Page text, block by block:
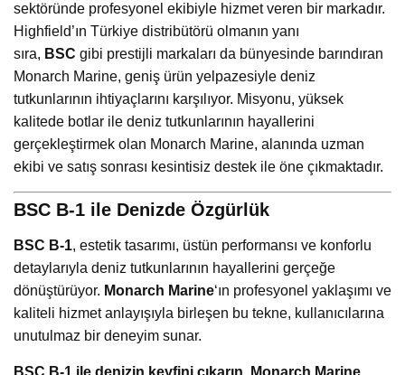
sektöründe profesyonel ekibiyle hizmet veren bir markadır.
Highfield’ın Türkiye distribütörü olmanın yanı
sıra, BSC gibi prestijli markaları da bünyesinde barındıran
Monarch Marine, geniş ürün yelpazesiyle deniz
tutkunlarının ihtiyaçlarını karşılıyor. Misyonu, yüksek
kalitede botlar ile deniz tutkunlarının hayallerini
gerçekleştirmek olan Monarch Marine, alanında uzman
ekibi ve satış sonrası kesintisiz destek ile öne çıkmaktadır.
BSC B-1 ile Denizde Özgürlük
BSC B-1, estetik tasarımı, üstün performansı ve konforlu
detaylarıyla deniz tutkunlarının hayallerini gerçeğe
dönüştürüyor. Monarch Marine‘ın profesyonel yaklaşımı ve
kaliteli hizmet anlayışıyla birleşen bu tekne, kullanıcılarına
unutulmaz bir deneyim sunar.
BSC B-1 ile denizin keyfini çıkarın, Monarch Marine